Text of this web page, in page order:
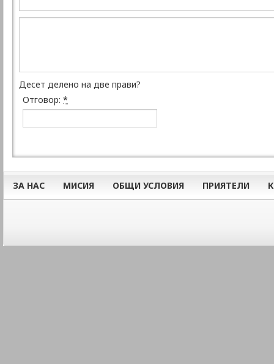
Десет делено на две прави?
Отговор: *
ЗА НАС МИСИЯ ОБЩИ УСЛОВИЯ ПРИЯТЕЛИ